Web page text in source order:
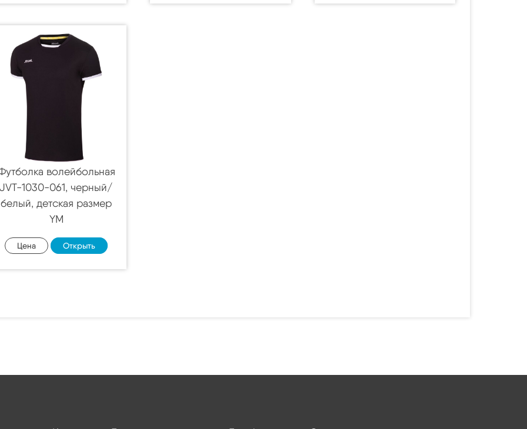
волейбольная
JVT-1030-061, черный/
белый, детская размер
YM
Цена Открыть